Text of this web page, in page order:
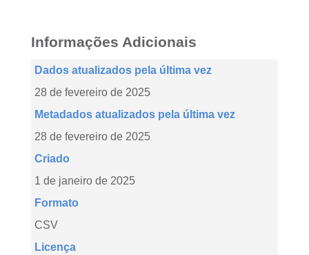
Informações Adicionais
Dados atualizados pela última vez
28 de fevereiro de 2025
Metadados atualizados pela última vez
28 de fevereiro de 2025
Criado
1 de janeiro de 2025
Formato
CSV
Licença